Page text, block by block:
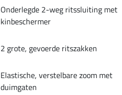
Onderlegde 2-weg ritssluiting met
kinbeschermer
2 grote, gevoerde ritszakken
Elastische, verstelbare zoom met
duimgaten